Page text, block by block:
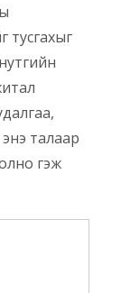
тусгахыг
энэ талаар
гэж